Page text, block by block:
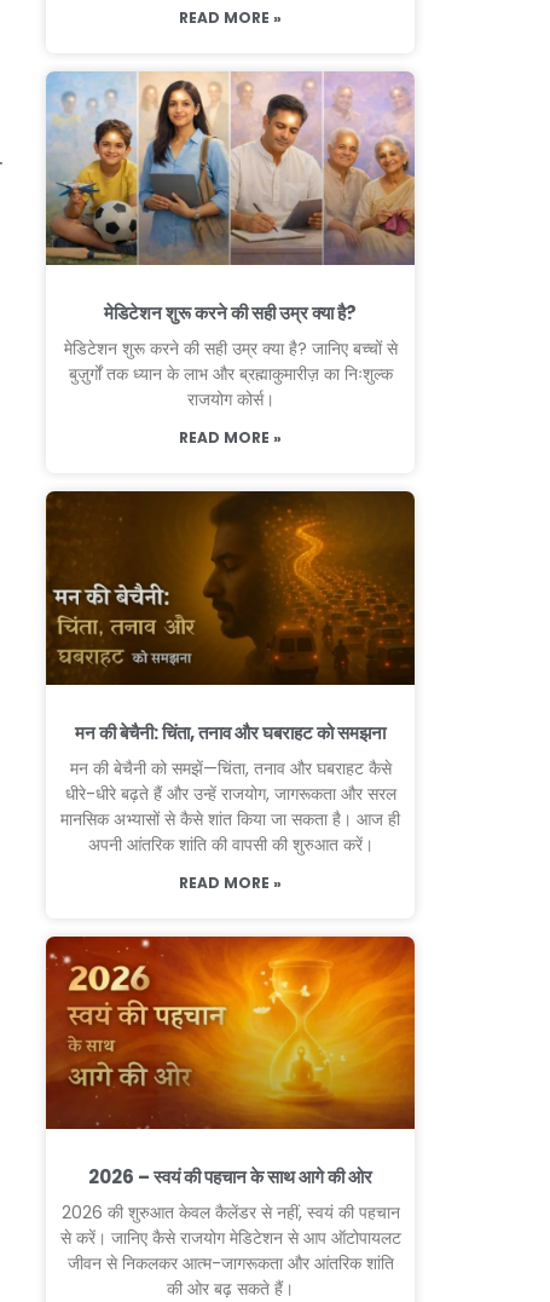
READ MORE »
मेडिटेशन शुरू करने की सही उम्र क्या है?
मेडिटेशन शुरू करने की सही उम्र क्या है? जानिए बच्चों से
बुज़ुर्गों तक ध्यान के लाभ और ब्रह्माकुमारीज़ का निःशुल्क
राजयोग कोर्स।
READ MORE »
मन की बेचैनी: चिंता, तनाव और घबराहट को समझना
मन की बेचैनी को समझें—चिंता, तनाव और घबराहट कैसे
धीरे-धीरे बढ़ते हैं और उन्हें राजयोग, जागरूकता और सरल
मानसिक अभ्यासों से कैसे शांत किया जा सकता है। आज ही
अपनी आंतरिक शांति की वापसी की शुरुआत करें।
READ MORE »
2026 – स्वयं की पहचान के साथ आगे की ओर
2026 की शुरुआत केवल कैलेंडर से नहीं, स्वयं की पहचान
से करें। जानिए कैसे राजयोग मेडिटेशन से आप ऑटोपायलट
जीवन से निकलकर आत्म-जागरूकता और आंतरिक शांति
की ओर बढ़ सकते हैं।